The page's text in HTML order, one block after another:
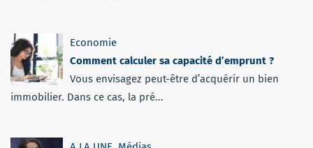
Economie
Comment calculer sa capacité d’emprunt ?
Vous envisagez peut-être d’acquérir un bien
immobilier. Dans ce cas, la pré...